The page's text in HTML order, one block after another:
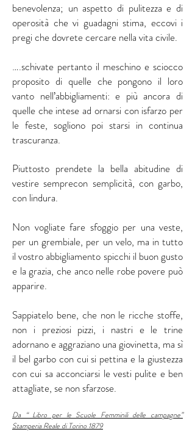
benevolenza; un aspetto di pulitezza e di
operosità che vi guadagni stima, eccovi i
pregi che dovrete cercare nella vita civile.
….schivate pertanto il meschino e sciocco
proposito di quelle che pongono il loro
vanto nell’abbigliamenti: e più ancora di
quelle che intese ad ornarsi con isfarzo per
le feste, sogliono poi starsi in continua
trascuranza.
Piuttosto prendete la bella abitudine di
vestire semprecon semplicità, con garbo,
con lindura.
Non vogliate fare sfoggio per una veste,
per un grembiale, per un velo, ma in tutto
il vostro abbigliamento spicchi il buon gusto
e la grazia, che anco nelle robe povere può
apparire.
Sappiatelo bene, che non le ricche stoffe,
non i preziosi pizzi, i nastri e le trine
adornano e aggraziano una giovinetta, ma sì
il bel garbo con cui si pettina e la giustezza
con cui sa acconciarsi le vesti pulite e ben
attagliate, se non sfarzose.
Da “ Libro per le Scuole Femminili delle campagne”
Stamperia Reale di Torino 1879